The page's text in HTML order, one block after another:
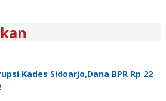
Kades Sidoarjo,Dana BPR Rp 22